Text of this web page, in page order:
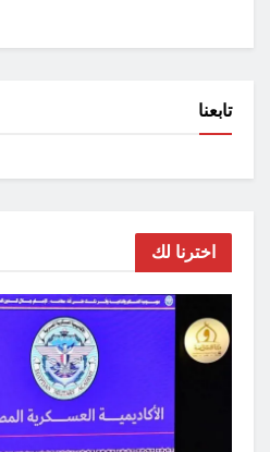
تابعنا
اخترنا لك